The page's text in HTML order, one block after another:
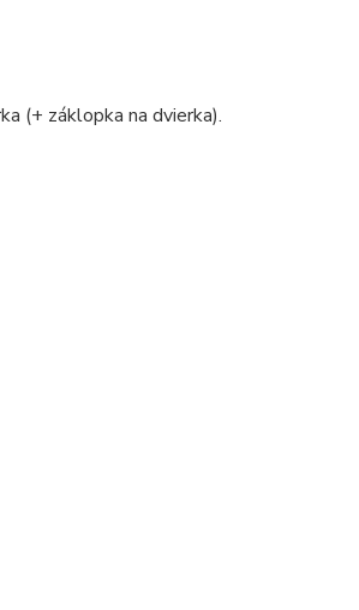
(+ záklopka na dvierka).